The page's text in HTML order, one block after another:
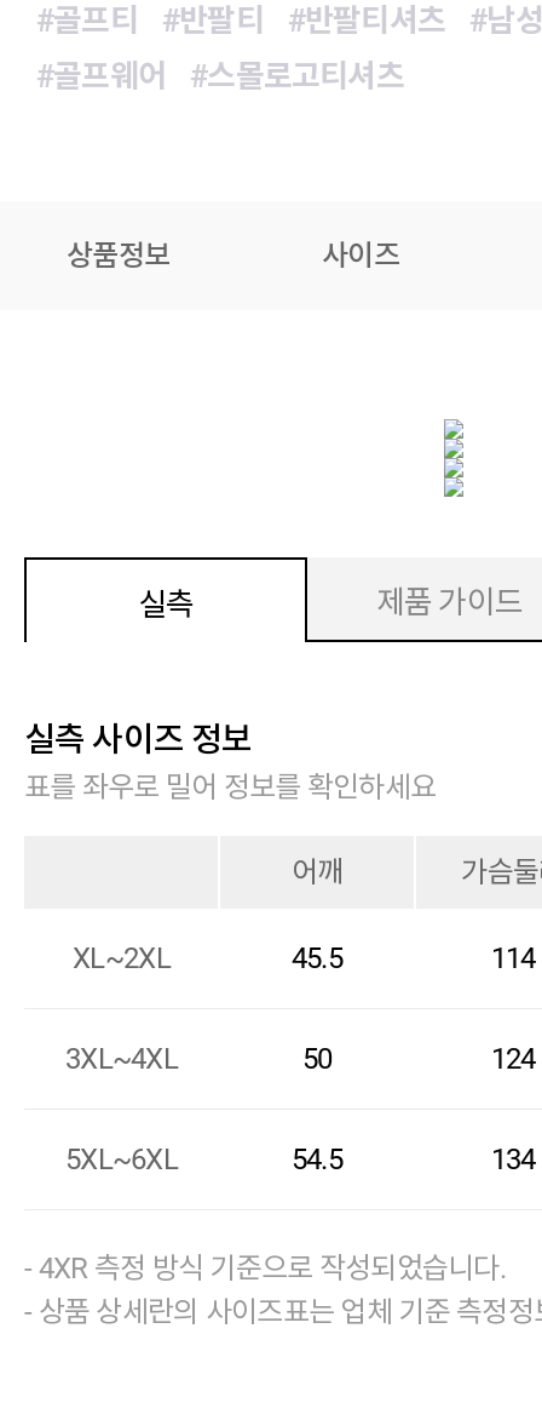
#골프티 #반팔티 #반팔티셔츠
#남
#골프웨어
#스몰로고티셔츠
상품정보 사이즈
실측 제품 가이드
실측 사이즈 정보
표를 좌우로 밀어 정보를 확인하세요
어깨 가슴
XL~2XL 45.5 114
3XL~4XL 50 124
5XL~6XL 54.5 134
- 4XR 측정 방식 기준으로 작성되었습니다.
- 상품 상세란의 사이즈표는 업체 기준 측정정